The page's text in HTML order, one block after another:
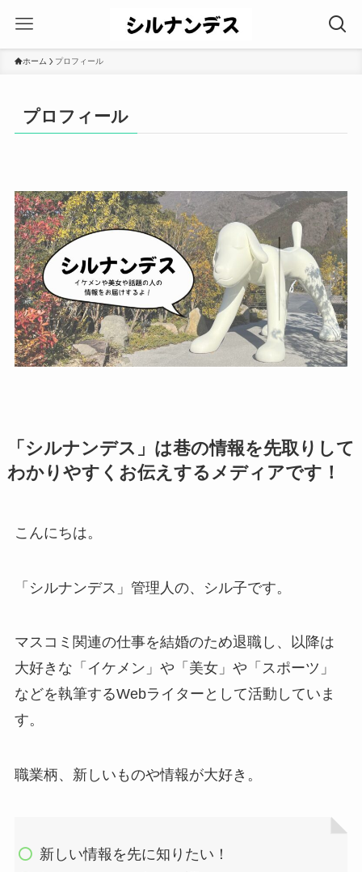
ホーム プロフィール
プロフィール
「シルナンデス」は巷の情報を先取りして
わかりやすくお伝えするメディアです！
こんにちは。
「シルナンデス」管理人の、シル子です。
マスコミ関連の仕事を結婚のため退職し、以降は
大好きな「イケメン」や「美女」や「スポーツ」
などを執筆するWebライターとして活動していま
す。
職業柄、新しいものや情報が大好き。
新しい情報を先に知りたい！